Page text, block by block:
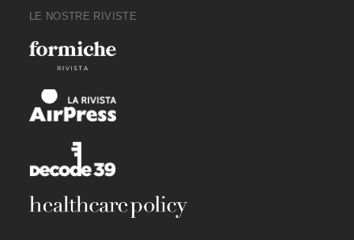
LE NOSTRE RIVISTE